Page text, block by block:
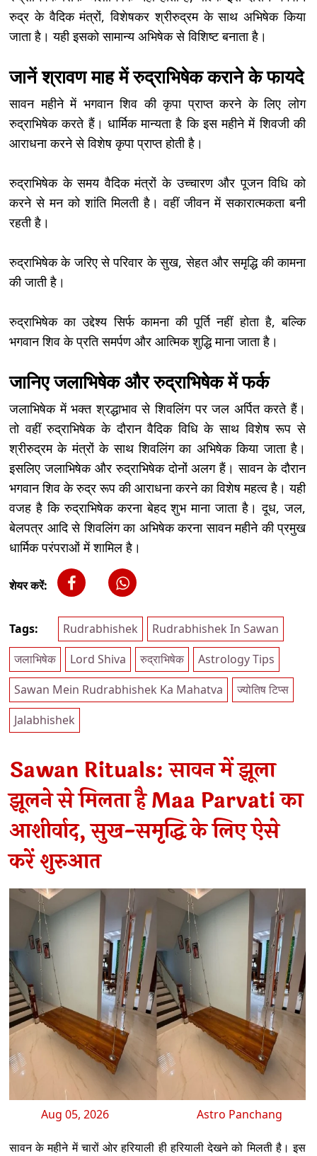
रुद्र के वैदिक मंत्रों, विशेषकर श्रीरुद्रम के साथ अभिषेक किया
जाता है। यही इसको सामान्य अभिषेक से विशिष्ट बनाता है।
जानें श्रावण माह में रुद्राभिषेक कराने के फायदे
सावन महीने में भगवान शिव की कृपा प्राप्त करने के लिए लोग
रुद्राभिषेक करते हैं। धार्मिक मान्यता है कि इस महीने में शिवजी की
आराधना करने से विशेष कृपा प्राप्त होती है।
रुद्राभिषेक के समय वैदिक मंत्रों के उच्चारण और पूजन विधि को
करने से मन को शांति मिलती है। वहीं जीवन में सकारात्मकता बनी
रहती है।
रुद्राभिषेक के जरिए से परिवार के सुख, सेहत और समृद्धि की कामना
की जाती है।
रुद्राभिषेक का उद्देश्य सिर्फ कामना की पूर्ति नहीं होता है, बल्कि
भगवान शिव के प्रति समर्पण और आत्मिक शुद्धि माना जाता है।
जानिए जलाभिषेक और रुद्राभिषेक में फर्क
जलाभिषेक में भक्त श्रद्धाभाव से शिवलिंग पर जल अर्पित करते हैं।
तो वहीं रुद्राभिषेक के दौरान वैदिक विधि के साथ विशेष रूप से
श्रीरुद्रम के मंत्रों के साथ शिवलिंग का अभिषेक किया जाता है।
इसलिए जलाभिषेक और रुद्राभिषेक दोनों अलग हैं। सावन के दौरान
भगवान शिव के रुद्र रूप की आराधना करने का विशेष महत्व है। यही
वजह है कि रुद्राभिषेक करना बेहद शुभ माना जाता है। दूध, जल,
बेलपत्र आदि से शिवलिंग का अभिषेक करना सावन महीने की प्रमुख
धार्मिक परंपराओं में शामिल है।
शेयर करें:
Tags: Rudrabhishek
Rudrabhishek In Sawan
जलाभिषेक
Lord Shiva रुद्राभिषेक
Astrology Tips
Sawan Mein Rudrabhishek Ka Mahatva
ज्योतिष टिप्स
Jalabhishek
Sawan Rituals: सावन में झूला
झूलने से मिलता है Maa Parvati का
आशीर्वाद, सुख-समृद्धि के लिए ऐसे
करें शुरुआत
Aug 05, 2026 Astro Panchang
सावन के महीने में चारों ओर हरियाली ही हरियाली देखने को मिलती है। इस